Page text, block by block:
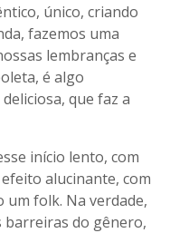
único, criando
fazemos uma
lembranças e
é algo
que faz a
início lento, com
alucinante, com
um folk. Na verdade,
barreiras do gênero,